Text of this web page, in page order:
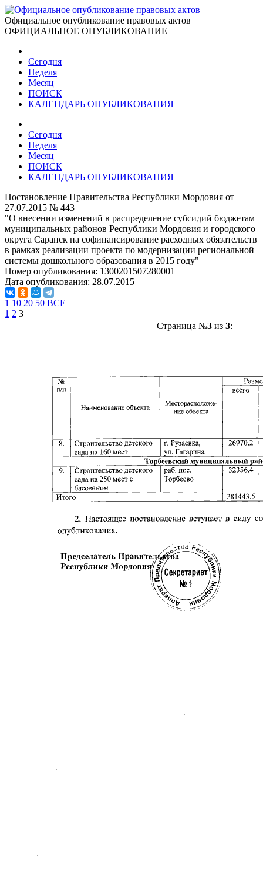
Официальное опубликование правовых актов
ОФИЦИАЛЬНОЕ ОПУБЛИКОВАНИЕ
Сегодня
Неделя
Месяц
ПОИСК
КАЛЕНДАРЬ ОПУБЛИКОВАНИЯ
Сегодня
Неделя
Месяц
ПОИСК
КАЛЕНДАРЬ ОПУБЛИКОВАНИЯ
Постановление Правительства Республики Мордовия от
27.07.2015 № 443
"О внесении изменений в распределение субсидий бюджетам
муниципальных районов Республики Мордовия и городского
округа Саранск на софинансирование расходных обязательств
в рамках реализации проекта по модернизации региональной
системы дошкольного образования в 2015 году"
Номер опубликования: 1300201507280001
Дата опубликования: 28.07.2015
1 10 20 50 ВСЕ
1 2 3
Страница №3из 3: